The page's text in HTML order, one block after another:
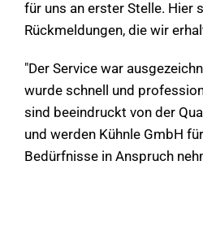
für uns an erster Stelle. Hier
Rückmeldungen, die wir
"Der Service war
wurde schnell und
sind beeindruckt von der
und werden Kühnle GmbH
Bedürfnisse in Anspruch